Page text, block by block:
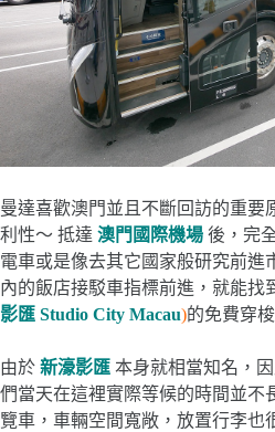
曼達喜歡澳門並且不斷回訪的重要
利性～ 抵達 澳門國際機場 後，完
電車或是像去其它國家般研究前進
內的飯店接駁車指標前進，就能找
影匯 Studio City Macau)的免費穿
由於 新濠影匯 本身就相當知名，
們當天在這裡實際等候的時間並不
覽車，車輛空間寬敞，放置行李也